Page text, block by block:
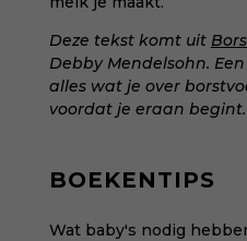
Deze tekst komt uit
Debby Mendelsohn.
alles wat je over
voordat je eraan begint.
BOEKENTIPS
Wat baby's nodig